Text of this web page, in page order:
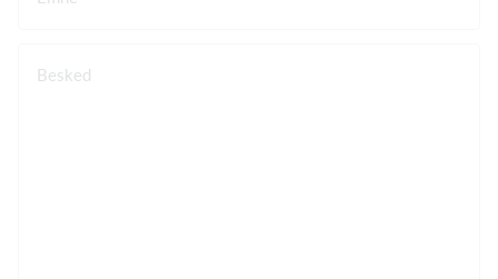
Besked